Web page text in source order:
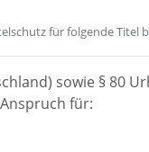
für folgende Titel
sowie § 80
für: